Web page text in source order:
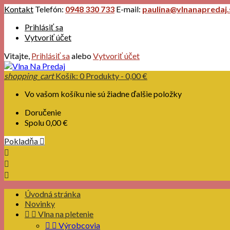
Kontakt Telefón: 0948 330 733 E-mail:
Prihlásiť sa
Vytvoriť účet
Vitajte, Prihlásiť saaleboVytvoriť účet
shopping_cart Košík: 0 Produkty - 0,00 €
Vo vašom košíku nie sú žiadne ďalšie položky
Doručenie
Spolu0,00 €
Pokladňa 



Úvodná stránka
Novinky
  Vlna na pletenie
  Výrobcovia